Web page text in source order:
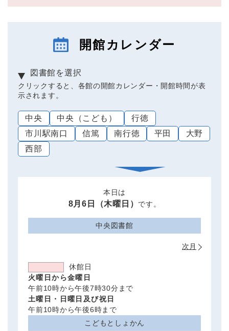
開館カレンダー
図書館を選択
クリックすると、各館の開館カレンダー・開館時間が表
示されます。
中央 中央（こども）
行徳
市川駅南口
信篤 南行徳 平田
大野
西部
本日は
8月6日（木曜日） です。
中央図書館
次月
休館日
火曜日から金曜日
午前10時から午後7時30分まで
土曜日・日曜日及び祝日
午前10時から午後6時まで
こどもとしょかん